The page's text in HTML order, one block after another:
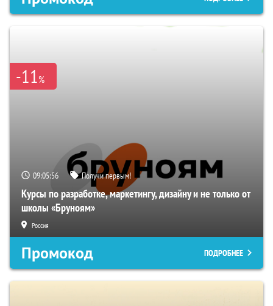
-11%
09:05:55 Получи первым!
Курсы по разработке, маркетингу, дизайну и не только от
школы «Бруноям»
Россия
Промокод ПОДРОБНЕЕ